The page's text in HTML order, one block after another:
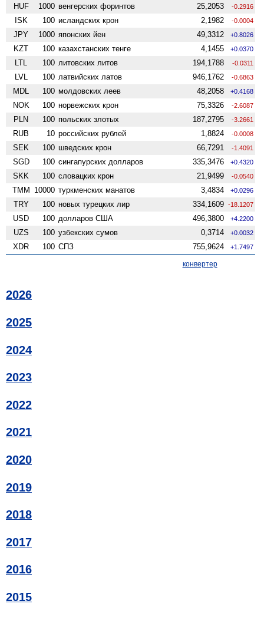
HUF 1000 венгерских форинтов 25,2053 -0.2916
ISK 100 исландских крон 2,1982 -0.0004
JPY 1000 японских йен 49,3312 +0.8026
KZT 100 казахстанских тенге 4,1455 +0.0370
LTL 100 литовских литов 194,1788 -0.0311
LVL 100 латвийских латов 946,1762 -0.6863
MDL 100 молдовских леев 48,2058 +0.4168
NOK 100 норвежских крон 75,3326 -2.6087
PLN 100 польских злотых 187,2795 -3.2661
RUB 10 российских рублей 1,8824 -0.0008
SEK 100 шведских крон 66,7291 -1.4091
SGD 100 сингапурских долларов 335,3476 +0.4320
SKK 100 словацких крон 21,9499 -0.0540
TMM 10000 туркменских манатов 3,4834 +0.0296
TRY 100 новых турецких лир 334,1609 -18.1207
USD 100 долларов США 496,3800 +4.2200
UZS 100 узбекских сумов 0,3714 +0.0032
XDR 100 СПЗ 755,9624 +1.7497
конвертер
2026
2025
2024
2023
2022
2021
2020
2019
2018
2017
2016
2015